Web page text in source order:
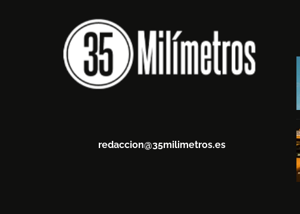
redaccion@35milimetros.es